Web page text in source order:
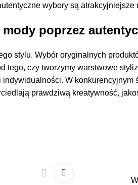
wybory są atrakcyjniejsze
poprzez
stylu. Wybór oryginalnych
tego, czy tworzymy warstwowe
W
prawdziwą kreatywność,